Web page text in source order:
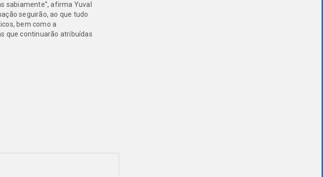
sabiamente”, afirma Yuval
seguirão, ao que tudo
bem como a
que continuarão atribuídas